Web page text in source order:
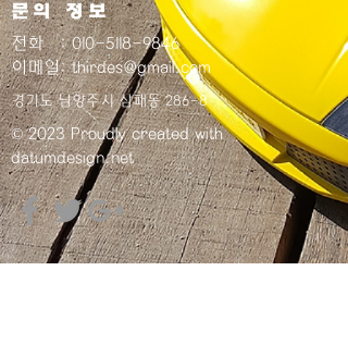
​문의 정보
전화:010-5118-9846
이메일:thirdes@gmail.com
​경기도 남양주시 삼패동 286-8
© 2023 Proudly created with
datumdesign.net